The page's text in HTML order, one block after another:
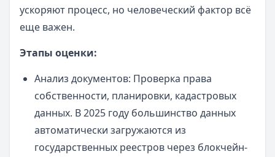
ускоряют процесс, но человеческий фактор всё
еще важен.
Этапы оценки:
Анализ документов: Проверка права
собственности, планировки, кадастровых
данных. В 2025 году большинство данных
автоматически загружаются из
государственных реестров через блокчейн-